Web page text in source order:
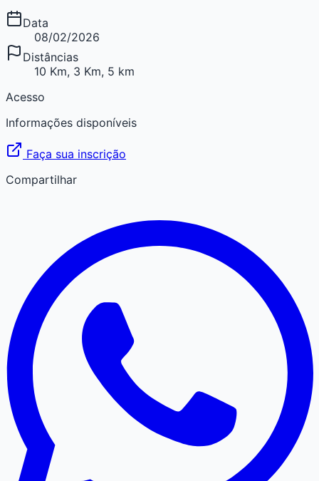
Data
08/02/2026
Distâncias
10 Km, 3 Km, 5 km
Acesso
Informações disponíveis
Faça sua inscrição
Compartilhar